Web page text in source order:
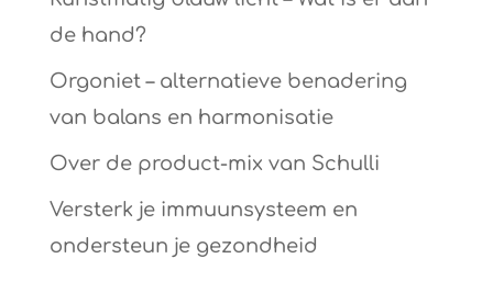
de hand?
Orgoniet – alternatieve benadering
van balans en harmonisatie
Over de product-mix van Schulli
Versterk je immuunsysteem en
ondersteun je gezondheid